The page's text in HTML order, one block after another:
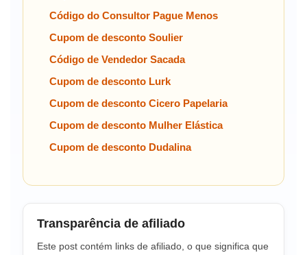
Código do Consultor Pague Menos
Cupom de desconto Soulier
Código de Vendedor Sacada
Cupom de desconto Lurk
Cupom de desconto Cicero Papelaria
Cupom de desconto Mulher Elástica
Cupom de desconto Dudalina
Transparência de afiliado
Este post contém links de afiliado, o que significa que